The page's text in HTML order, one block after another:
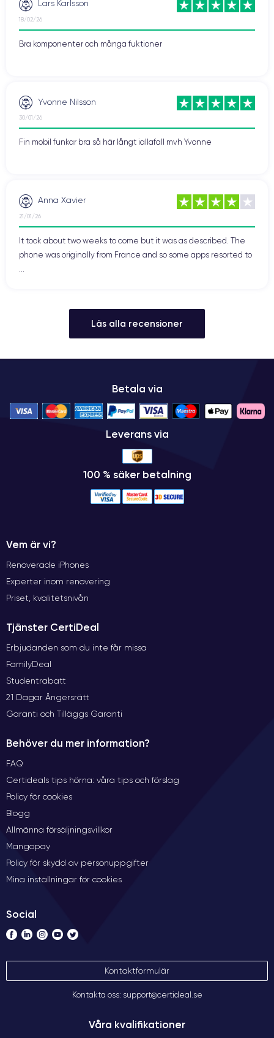
Lars Karlsson
18/02/26
Bra komponenter och många fuktioner
Yvonne Nilsson
30/01/26
Fin mobil funkar bra så här långt iallafall mvh Yvonne
Anna Xavier
21/01/26
It took about two weeks to come but it was as described. The
phone was originally from France and so some apps resorted to
Läs alla recensioner
Betala via
Leverans via
100 % säker betalning
Vem är vi?
Renoverade iPhones
Experter inom renovering
Priset, kvalitetsnivån
Tjänster CertiDeal
Erbjudanden som du inte får missa
FamilyDeal
Studentrabatt
21 Dagar Ångersrätt
Garanti och Tilläggs Garanti
Behöver du mer information?
FAQ
Certideals tips hörna: våra tips och förslag
Policy för cookies
Blogg
Allmänna försäljningsvillkor
Mangopay
Policy för skydd av personuppgifter
Mina inställningar för cookies
Social
Kontaktformulär
Kontakta oss: support@certideal.se
Våra kvalifikationer